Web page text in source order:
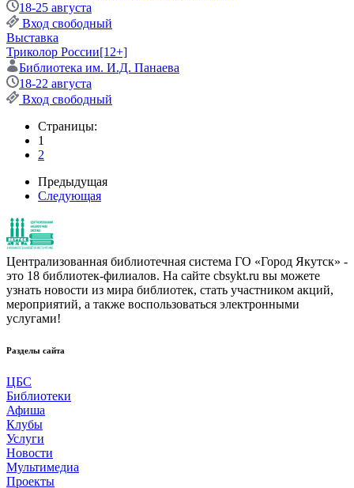
18-25 августа
Вход свободный
Выставка
Триколор России[12+]
Библиотека им. И.Д. Панаева
18-22 августа
Вход свободный
Страницы:
1
2
Предыдущая
Следующая
Централизованная библиотечная система ГО «Город Якутск» -
это 18 библиотек-филиалов. На сайте cbsykt.ru вы можете
узнать новости из мира библиотек, стать участником акций,
мероприятий, а также воспользоваться электронными
услугами!
Разделы сайта
ЦБС
Библиотеки
Афиша
Клубы
Услуги
Новости
Мультимедиа
Проекты